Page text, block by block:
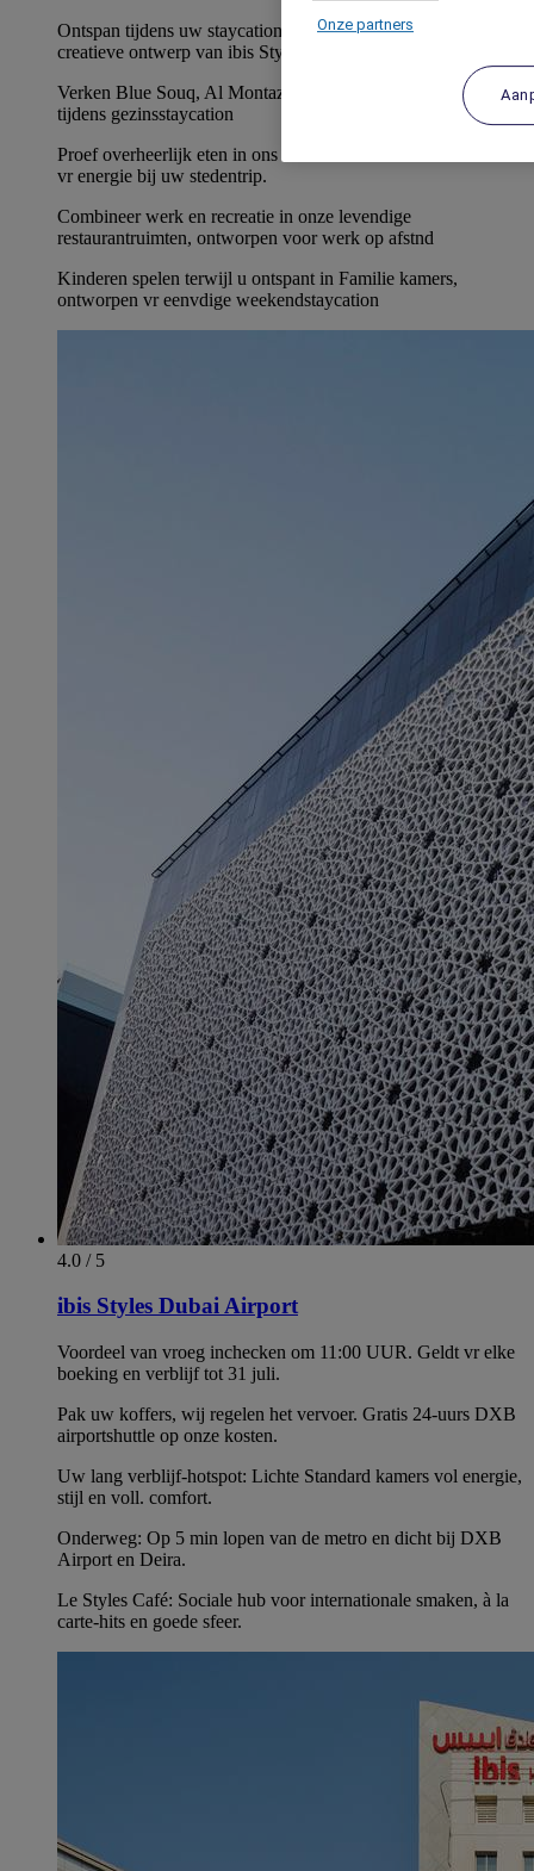
Ontspan tijdens uw staycation in het unieke, levendige en
creatieve ontwerp van ibis Styles.
Verken Blue Souq, Al Montazah Parks en Sharjah Corniche
tijdens gezinsstaycation
Proef overheerlijk eten in ons rest. dat verse smaken serveert
vr energie bij uw stedentrip.
Combineer werk en recreatie in onze levendige
restaurantruimten, ontworpen voor werk op afstnd
Kinderen spelen terwijl u ontspant in Familie kamers,
ontworpen vr eenvdige weekendstaycation
4.0 / 5
ibis Styles Dubai Airport
Voordeel van vroeg inchecken om 11:00 UUR. Geldt vr elke
boeking en verblijf tot 31 juli.
Pak uw koffers, wij regelen het vervoer. Gratis 24-uurs DXB
airportshuttle op onze kosten.
Uw lang verblijf-hotspot: Lichte Standard kamers vol energie,
stijl en voll. comfort.
Onderweg: Op 5 min lopen van de metro en dicht bij DXB
Airport en Deira.
Le Styles Café: Sociale hub voor internationale smaken, à la
carte-hits en goede sfeer.
Onze partners